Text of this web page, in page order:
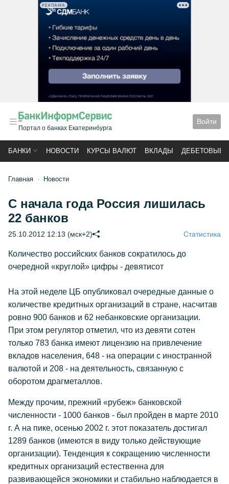
РЕКЛАМА
Портал о банках Екатеринбурга
Войти
БАНКИ НОВОСТИ КУРСЫ ВАЛЮТ ВКЛАДЫ ДЕБЕТОВЫЕ
Главная Новости
С начала года Россия лишилась
22 банков
25.10.2012 12:13 (мск+2) Статистика
Количество российских банков сократилось до
очередной «круглой» цифры - девятисот
На этой неделе ЦБ опубликовал очередные данные о
количестве кредитных организаций в стране, насчитав
ровно 900 банков и 62 небанковские организации.
При этом регулятор отметил, что из девяти сотен
только 783 банка имеют лицензию на привлечение
вкладов населения, 648 - на операции с иностранной
валютой и 208 - на деятельность, связанную с
оборотом драгметаллов.
Между прочим, прежний «рубеж» банковской
численности - 1000 банков - был пройден в марте 2010
г. А на пике, осенью 2002 г. этот показатель достигал
1289 банков (имеются в виду только действующие
организации). Тенденция к сокращению численности
кредитных организаций естественна для
развивающейся экономики и стабильно наблюдается в